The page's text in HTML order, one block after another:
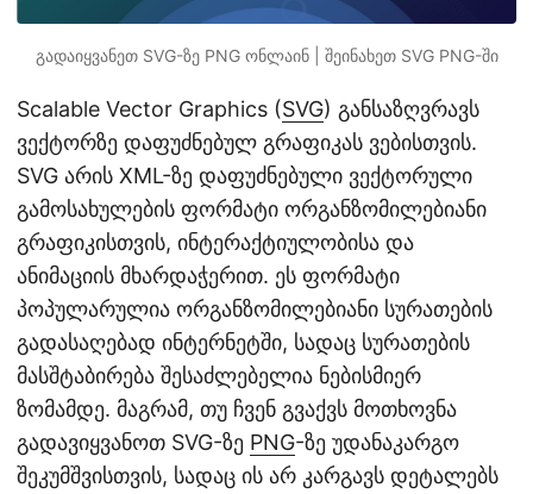
გადაიყვანეთ SVG-ზე PNG ონლაინ | შეინახეთ SVG PNG-ში
Scalable Vector Graphics (SVG) განსაზღვრავს
ვექტორზე დაფუძნებულ გრაფიკას ვებისთვის.
SVG არის XML-ზე დაფუძნებული ვექტორული
გამოსახულების ფორმატი ორგანზომილებიანი
გრაფიკისთვის, ინტერაქტიულობისა და
ანიმაციის მხარდაჭერით. ეს ფორმატი
პოპულარულია ორგანზომილებიანი სურათების
გადასაღებად ინტერნეტში, სადაც სურათების
მასშტაბირება შესაძლებელია ნებისმიერ
ზომამდე. მაგრამ, თუ ჩვენ გვაქვს მოთხოვნა
გადავიყვანოთ SVG-ზე PNG-ზე უდანაკარგო
შეკუმშვისთვის, სადაც ის არ კარგავს დეტალებს